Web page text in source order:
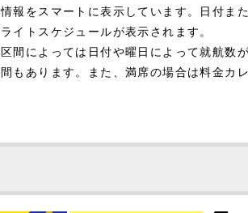
情報をスマートに表示しています。日付ま
ライトスケジュールが表示されます。
区間によっては日付や曜日によって就航数
間もあります。また、満席の場合は料金カ